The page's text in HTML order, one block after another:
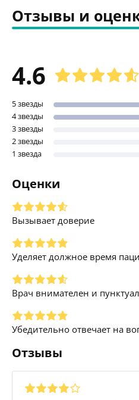
Отзывы и
4.6
5 звезды
4 звезды
3 звезды
2 звезды
1 звезда
Оценки
Вызывает доверие
Уделяет должное время
Врач внимателен и
Убедительно отвечает на
Отзывы